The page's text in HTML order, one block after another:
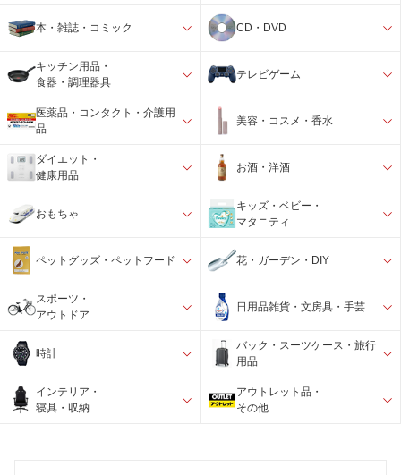
本・雑誌・コミック CD・DVD
キッチン用品・
食器・調理器具
テレビゲーム
医薬品・コンタクト・介護用
品
美容・コスメ・香水
ダイエット・
健康用品
お酒・洋酒
おもちゃ
キッズ・ベビー・
マタニティ
ペットグッズ・ペットフード 花・ガーデン・DIY
スポーツ・
アウトドア
日用品雑貨・文房具・手芸
時計
バック・スーツケース・旅行
用品
インテリア・
寝具・収納
アウトレット品・
その他